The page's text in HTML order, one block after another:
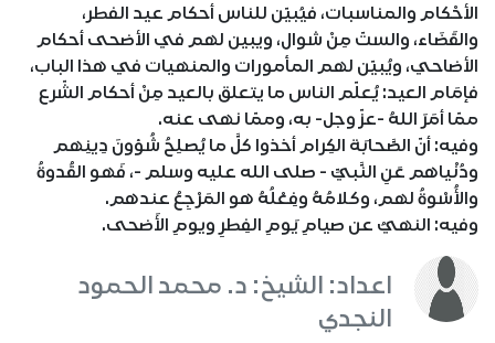
الأحْكام والمناسبات، فيُبيّن للناس أحكام عيد الفطر،
والقَضَاء، والستّ مِنْ شوال، ويبين لهم في الأضحى أحكام
الأضاحي، ويُبيّن لهم المأمورات والمنهيات في هذا الباب،
فإمَام العيد: يُعلّم الناس ما يتعلق بالعيد مِنْ أحكام الشّرع
ممّا أمَرَ اللهُ -عزّ وجل- به، وممّا نهى عنه.
وفيه: أنّ الصَّحابَة الكِرام أخذوا كلَّ ما يُصلِحُ شُؤونَ دِينِهم
ودُنْياهم عَنِ النَّبيِّ - صلى الله عليه وسلم -، فَهو القُدوةُ
والأُسْوةُ لهم، وكلامُهُ وفِعْلُهُ هو المَرْجِعُ عندهم.
وفيه: النهيُ عن صيامِ يَومِ الفِطرِ ويومِ الأَضحى.
اعداد: الشيخ: د. محمد الحمود
النجدي